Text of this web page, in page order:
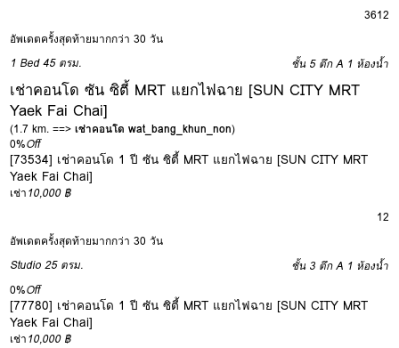
3612
อัพเดตครั้งสุดท้ายมากกว่า 30 วัน
1 Bed 45 ตรม. ชั้น 5 ตึก A 1 ห้องน้ำ
เช่าคอนโด ซัน ซิตี้ MRT แยกไฟฉาย [SUN CITY MRT
Yaek Fai Chai]
(1.7 km. ==>เช่าคอนโด wat_bang_khun_non)
0%Off
[73534] เช่าคอนโด 1 ปี ซัน ซิตี้ MRT แยกไฟฉาย [SUN CITY MRT
Yaek Fai Chai]
เช่า10,000 ฿
12
อัพเดตครั้งสุดท้ายมากกว่า 30 วัน
Studio 25 ตรม. ชั้น 3 ตึก A 1 ห้องน้ำ
0%Off
[77780] เช่าคอนโด 1 ปี ซัน ซิตี้ MRT แยกไฟฉาย [SUN CITY MRT
Yaek Fai Chai]
เช่า10,000 ฿